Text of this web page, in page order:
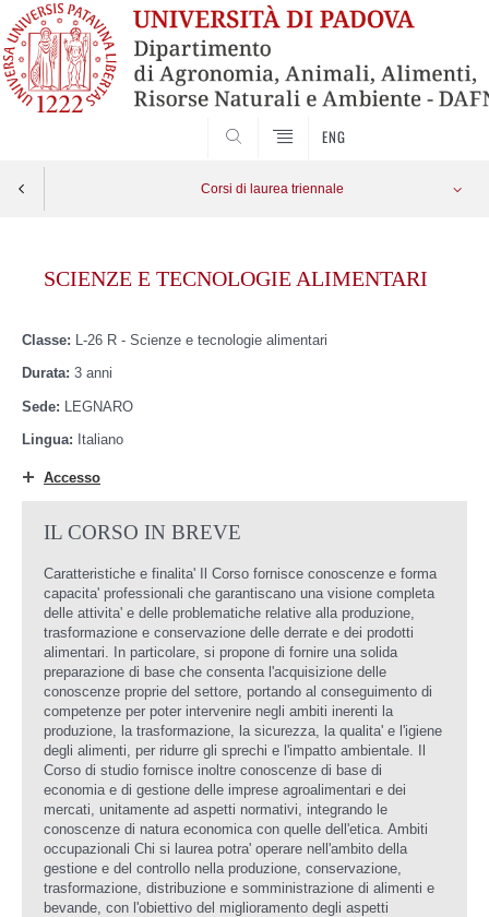
ENG
Corsi di laurea triennale
SCIENZE E TECNOLOGIE ALIMENTARI
Classe: L-26 R - Scienze e tecnologie alimentari
Durata: 3 anni
Sede: LEGNARO
Lingua: Italiano
Accesso
IL CORSO IN BREVE
Caratteristiche e finalita' Il Corso fornisce conoscenze e forma
capacita' professionali che garantiscano una visione completa
delle attivita' e delle problematiche relative alla produzione,
trasformazione e conservazione delle derrate e dei prodotti
alimentari. In particolare, si propone di fornire una solida
preparazione di base che consenta l'acquisizione delle
conoscenze proprie del settore, portando al conseguimento di
competenze per poter intervenire negli ambiti inerenti la
produzione, la trasformazione, la sicurezza, la qualita' e l'igiene
degli alimenti, per ridurre gli sprechi e l'impatto ambientale. Il
Corso di studio fornisce inoltre conoscenze di base di
economia e di gestione delle imprese agroalimentari e dei
mercati, unitamente ad aspetti normativi, integrando le
conoscenze di natura economica con quelle dell'etica. Ambiti
occupazionali Chi si laurea potra' operare nell'ambito della
gestione e del controllo nella produzione, conservazione,
trasformazione, distribuzione e somministrazione di alimenti e
bevande, con l'obiettivo del miglioramento degli aspetti